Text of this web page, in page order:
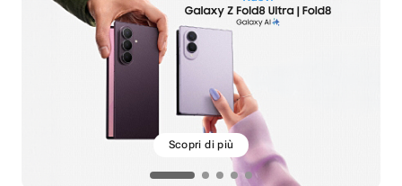
Scopri di più